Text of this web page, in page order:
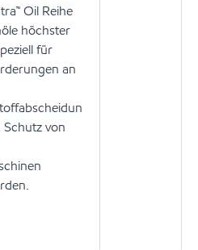
Oil Reihe
höchster
für
an
von